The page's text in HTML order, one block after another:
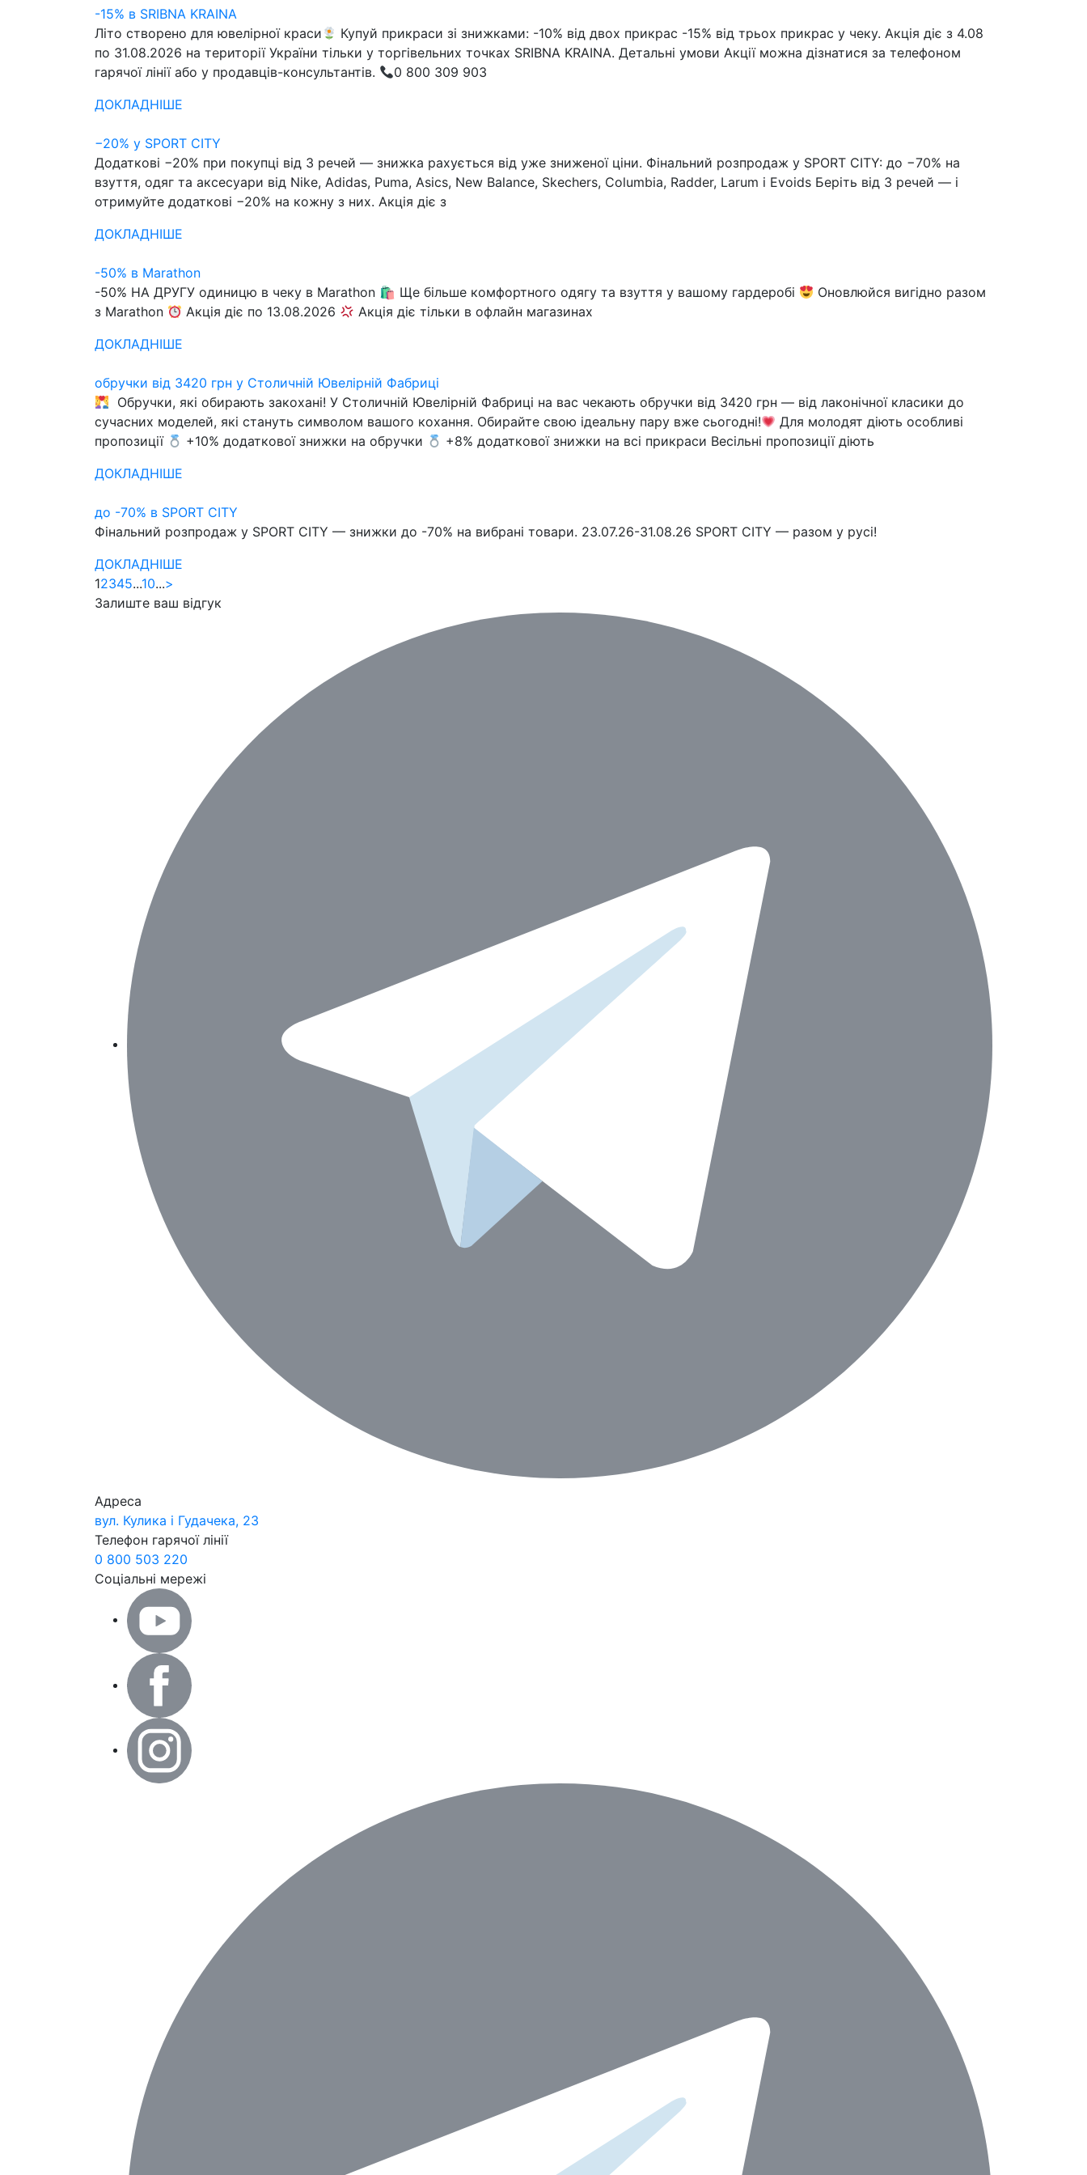
-15% в SRIBNA KRAINA
Літо створено для ювелірної краси
Купуй прикраси зі знижками: -10% від двох прикрас -15% від трьох прикрас у чеку. Акція діє з 4.08
по 31.08.2026 на території України тільки у торгівельних точках SRIBNA KRAINA. Детальні умови Акції можна дізнатися за телефоном
гарячої лінії або у продавців-консультантів.
0 800 309 903
ДОКЛАДНІШЕ
−20% у SPORT CITY
Додаткові −20% при покупці від 3 речей — знижка рахується від уже зниженої ціни. Фінальний розпродаж у SPORT CITY: до −70% на
взуття, одяг та аксесуари від Nike, Adidas, Puma, Asics, New Balance, Skechers, Columbia, Radder, Larum і Evoids Беріть від 3 речей — і
отримуйте додаткові −20% на кожну з них. Акція діє з
ДОКЛАДНІШЕ
-50% в Marathon
-50% НА ДРУГУ одиницю в чеку в Marathon 🛍 Ще більше комфортного одягу та взуття у вашому гардеробі
Оновлюйся вигідно разом
з Marathon
Акція діє по 13.08.2026
Акція діє тільки в офлайн магазинах
ДОКЛАДНІШЕ
обручки від 3420 грн у Столичній Ювелірній Фабриці
Обручки, які обирають закохані! У Столичній Ювелірній Фабриці на вас чекають обручки від 3420 грн — від лаконічної класики до
сучасних моделей, які стануть символом вашого кохання. Обирайте свою ідеальну пару вже сьогодні!
Для молодят діють особливі
пропозиції
+10% додаткової знижки на обручки
+8% додаткової знижки на всі прикраси Весільні пропозиції діють
ДОКЛАДНІШЕ
до -70% в SPORT CITY
Фінальний розпродаж у SPORT CITY — знижки до -70% на вибрані товари. 23.07.26-31.08.26 SPORT CITY — разом у русі!
ДОКЛАДНІШЕ
12345...10...>
Залиште ваш відгук
Адреса
вул. Кулика і Гудачека, 23
Телефон гарячої лінії
0 800 503 220
Соціальні мережі